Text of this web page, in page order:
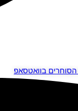
בוואטסאפ